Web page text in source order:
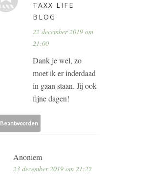
TAXX LIFE
BLOG
22 december 2019 om
21:00
Dank je wel, zo
moet ik er inderdaad
in gaan staan. Jij ook
fijne dagen!
Beantwoorden
Anoniem
23 december 2019 om 21:22